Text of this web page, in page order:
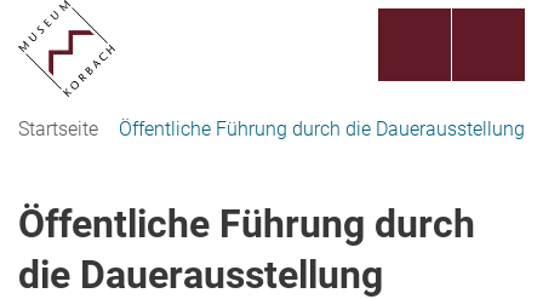
Startseite Öffentliche Führung durch die Dauerausstellung
Öffentliche Führung durch
die Dauerausstellung